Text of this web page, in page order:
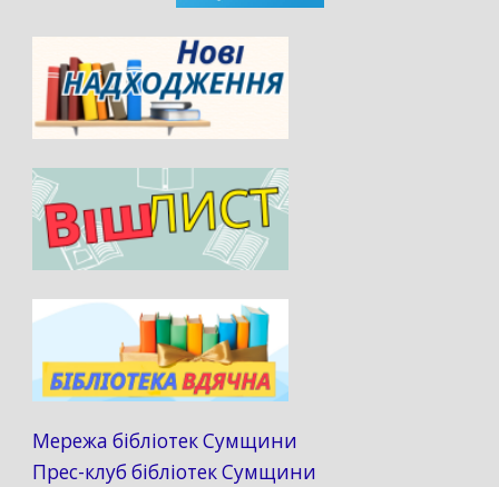
Мережа бібліотек Сумщини
Прес-клуб бібліотек Сумщини